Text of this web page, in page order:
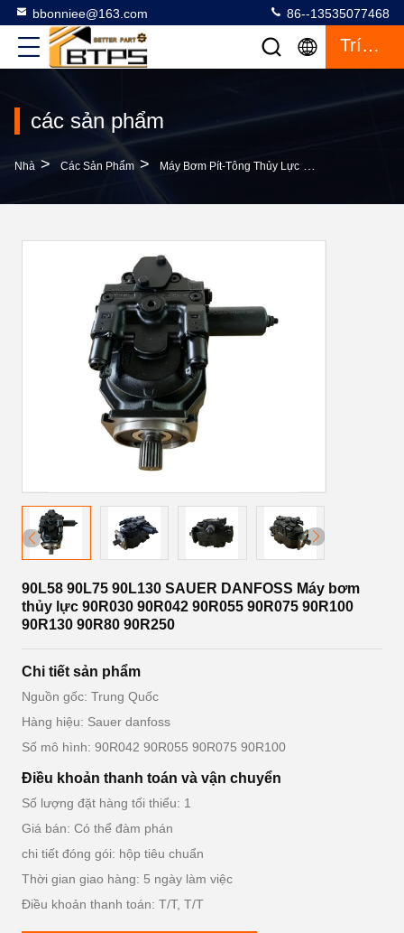
bbonniee@163.com 86--13535077468
Trích Dẫn
các sản phẩm
Nhà > Các Sản Phẩm > Máy Bơm Pít-Tông Thủy Lực >
90L58 90L75 90L130 SAUER DANFOSS Máy bơm
thủy lực 90R030 90R042 90R055 90R075 90R100
90R130 90R80 90R250
Chi tiết sản phẩm
Nguồn gốc: Trung Quốc
Hàng hiệu: Sauer danfoss
Số mô hình: 90R042 90R055 90R075 90R100
Điều khoản thanh toán và vận chuyển
Số lượng đặt hàng tối thiểu: 1
Giá bán: Có thể đàm phán
chi tiết đóng gói: hộp tiêu chuẩn
Thời gian giao hàng: 5 ngày làm việc
Điều khoản thanh toán: T/T, T/T